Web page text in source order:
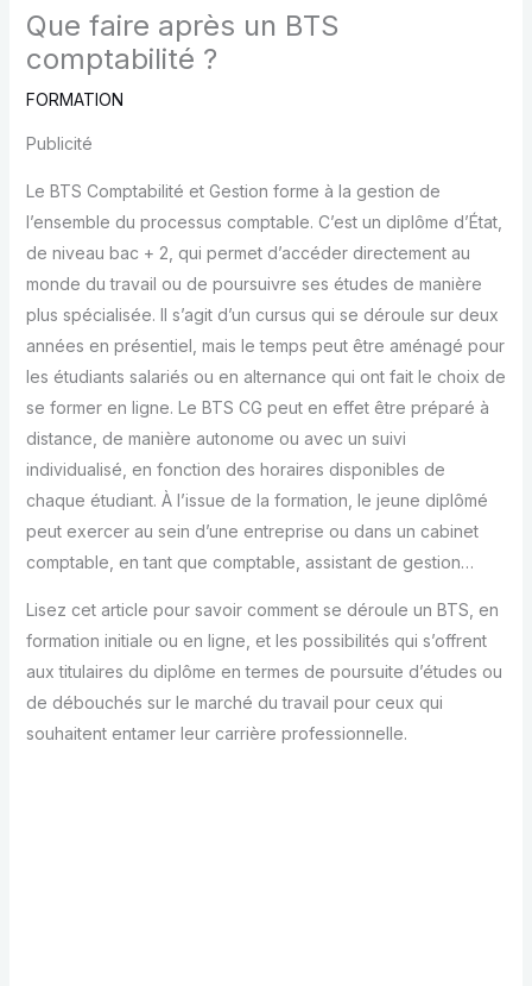
Que faire après un BTS
comptabilité ?
FORMATION
Publicité
Le BTS Comptabilité et Gestion forme à la gestion de
l’ensemble du processus comptable. C’est un diplôme d’État,
de niveau bac + 2, qui permet d’accéder directement au
monde du travail ou de poursuivre ses études de manière
plus spécialisée. Il s’agit d’un cursus qui se déroule sur deux
années en présentiel, mais le temps peut être aménagé pour
les étudiants salariés ou en alternance qui ont fait le choix de
se former en ligne. Le BTS CG peut en effet être préparé à
distance, de manière autonome ou avec un suivi
individualisé, en fonction des horaires disponibles de
chaque étudiant. À l’issue de la formation, le jeune diplômé
peut exercer au sein d’une entreprise ou dans un cabinet
comptable, en tant que comptable, assistant de gestion…
Lisez cet article pour savoir comment se déroule un BTS, en
formation initiale ou en ligne, et les possibilités qui s’offrent
aux titulaires du diplôme en termes de poursuite d’études ou
de débouchés sur le marché du travail pour ceux qui
souhaitent entamer leur carrière professionnelle.